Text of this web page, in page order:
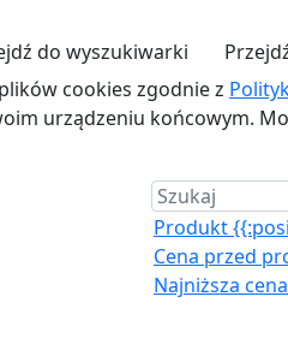
do wyszukiwarki
cookies zgodnie z
urządzeniu końcowym.
Produkt
Cena przed
Najniższa